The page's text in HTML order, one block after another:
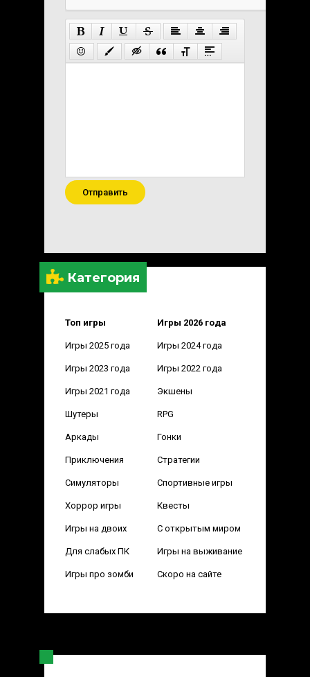
Категория
Топ игры Игры 2026 года
Игры 2025 года Игры 2024 года
Игры 2023 года Игры 2022 года
Игры 2021 года Экшены
Шутеры RPG
Аркады Гонки
Приключения Стратегии
Симуляторы Спортивные игры
Хоррор игры Квесты
Игры на двоих С открытым миром
Для слабых ПК Игры на выживание
Игры про зомби Скоро на сайте
Отправить